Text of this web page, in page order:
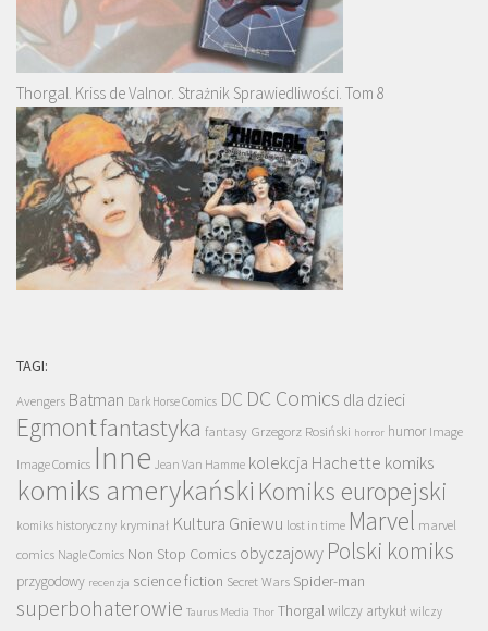
Thorgal. Kriss de Valnor. Strażnik Sprawiedliwości. Tom 8
TAGI:
Avengers Batman Dark Horse Comics DC DC Comics dla dzieci
Egmontfantastyka fantasy Grzegorz Rosiński horror humor Image
Image Comics Inne Jean Van Hamme kolekcja Hachette komiks
komiks amerykański Komiks europejski
komiks historyczny kryminał Kultura Gniewu lost in time Marvel marvel
comics Nagle Comics Non Stop Comics obyczajowy Polski komiks
przygodowy recenzja science fiction Secret Wars Spider-man
superbohaterowie Taurus Media Thor Thorgalwilczy artykuł wilczy